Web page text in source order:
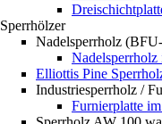
Sperrhölzer
Nadelsperrholz
Elliottis Pine
Industriesperrholz /
Furnierplatte